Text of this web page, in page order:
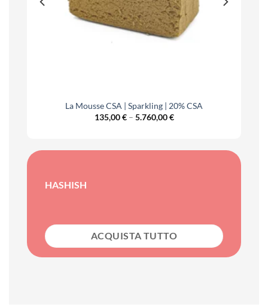
HASHISH
ACQUISTA TUTTO
La Mousse CSA | Sparkling | 20% CSA
135,00€ – 5.760,00€Price